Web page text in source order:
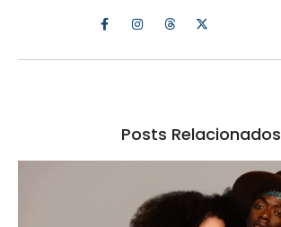
Posts Relacionados